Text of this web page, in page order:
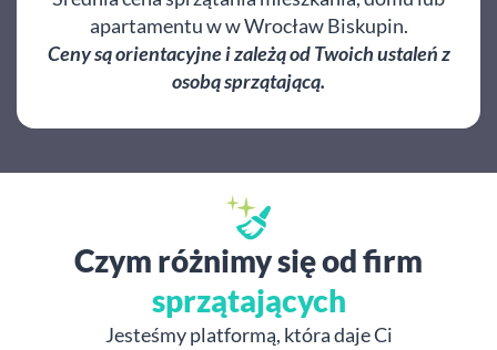
apartamentu w w Wrocław Biskupin.
Ceny są orientacyjne i zależą od Twoich ustaleń z
osobą sprzątającą.
Czym różnimy się od firm
sprzątających
Jesteśmy platformą, która daje Ci